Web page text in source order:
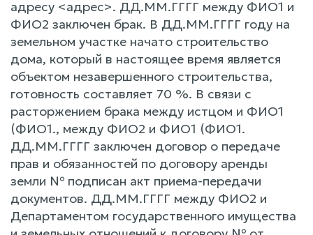
адресу <адрес>. ДД.ММ.ГГГГ между ФИО1 и
ФИО2 заключен брак. В ДД.ММ.ГГГГ году на
земельном участке начато строительство
дома, который в настоящее время является
объектом незавершенного строительства,
готовность составляет 70 %. В связи с
расторжением брака между истцом и ФИО1
(ФИО1., между ФИО2 и ФИО1 (ФИО1.
ДД.ММ.ГГГГ заключен договор о передаче
прав и обязанностей по договору аренды
земли № подписан акт приема-передачи
документов. ДД.ММ.ГГГГ между ФИО2 и
Департаментом государственного имущества